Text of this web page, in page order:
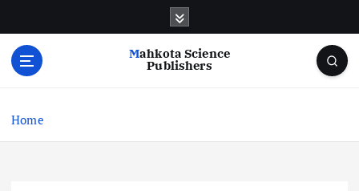
o
Mahkota Science
Publishers
Home